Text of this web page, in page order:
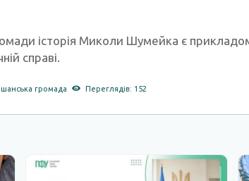
історія Миколи Шумейка є
справі.
громада Переглядів: 152